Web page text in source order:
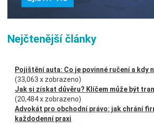
Nejčtenější články
Pojištění auta: Co je povinné ručení a kdy
(33,063 x zobrazeno)
Jak si získat důvěru? Klíčem může být
(20,484 x zobrazeno)
Advokát pro obchodní právo: jak chrání
každodenní praxi